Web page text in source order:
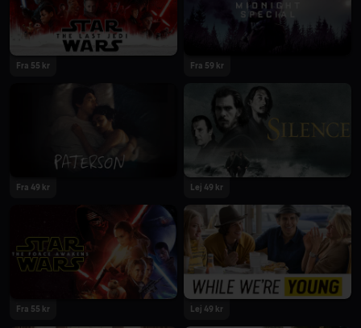
Fra 55 kr Fra 59 kr
Fra 49 kr Lej 49 kr
Fra 55 kr Lej 49 kr